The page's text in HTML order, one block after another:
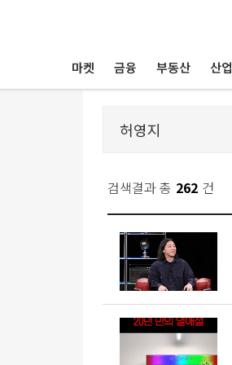
마켓 금융 부동산 산업
검색결과 총 262 건